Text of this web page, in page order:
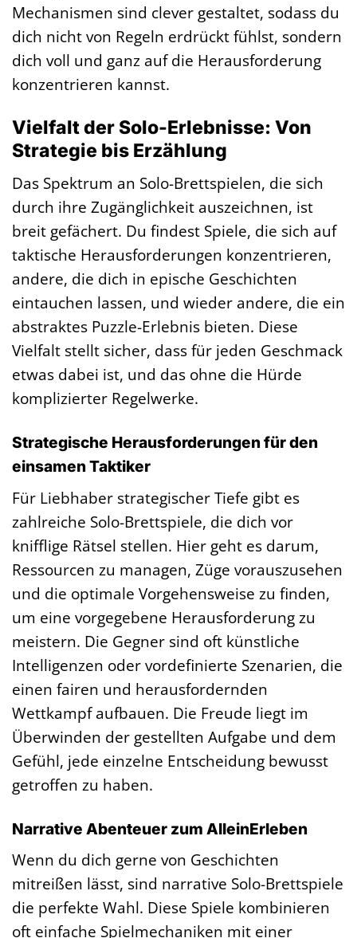
Mechanismen sind clever gestaltet, sodass du
dich nicht von Regeln erdrückt fühlst, sondern
dich voll und ganz auf die Herausforderung
konzentrieren kannst.
Vielfalt der Solo-Erlebnisse: Von
Strategie bis Erzählung
Das Spektrum an Solo-Brettspielen, die sich
durch ihre Zugänglichkeit auszeichnen, ist
breit gefächert. Du findest Spiele, die sich auf
taktische Herausforderungen konzentrieren,
andere, die dich in epische Geschichten
eintauchen lassen, und wieder andere, die ein
abstraktes Puzzle-Erlebnis bieten. Diese
Vielfalt stellt sicher, dass für jeden Geschmack
etwas dabei ist, und das ohne die Hürde
komplizierter Regelwerke.
Strategische Herausforderungen für den
einsamen Taktiker
Für Liebhaber strategischer Tiefe gibt es
zahlreiche Solo-Brettspiele, die dich vor
knifflige Rätsel stellen. Hier geht es darum,
Ressourcen zu managen, Züge vorauszusehen
und die optimale Vorgehensweise zu finden,
um eine vorgegebene Herausforderung zu
meistern. Die Gegner sind oft künstliche
Intelligenzen oder vordefinierte Szenarien, die
einen fairen und herausfordernden
Wettkampf aufbauen. Die Freude liegt im
Überwinden der gestellten Aufgabe und dem
Gefühl, jede einzelne Entscheidung bewusst
getroffen zu haben.
Narrative Abenteuer zum AlleinErleben
Wenn du dich gerne von Geschichten
mitreißen lässt, sind narrative Solo-Brettspiele
die perfekte Wahl. Diese Spiele kombinieren
oft einfache Spielmechaniken mit einer